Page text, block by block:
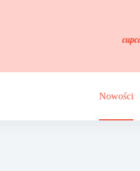
Nowości